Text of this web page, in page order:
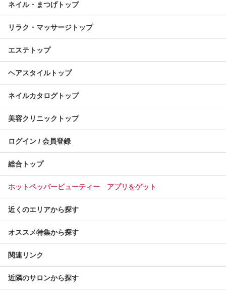
ネイル・まつげトップ
リラク・マッサージトップ
エステトップ
ヘアスタイルトップ
ネイルカタログトップ
美容クリニックトップ
ログイン / 会員登録
総合トップ
ホットペッパービューティー アプリをゲット
近くのエリアから探す
オススメ特集から探す
関連リンク
近隣のサロンから探す